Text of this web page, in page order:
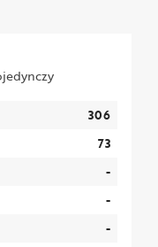
306
73
-
-
-